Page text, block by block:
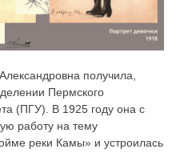
получила,
Пермского
(ПГУ). В 1925 году она с
работу на тему
реки Камы» и устроилась